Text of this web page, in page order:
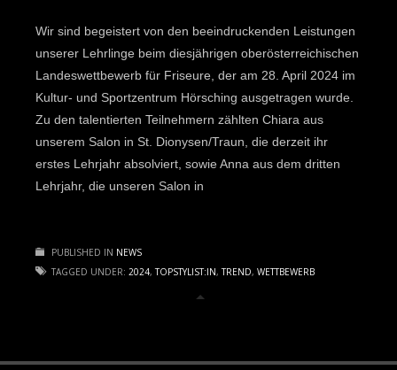
Wir sind begeistert von den beeindruckenden Leistungen
unserer Lehrlinge beim diesjährigen oberösterreichischen
Landeswettbewerb für Friseure, der am 28. April 2024 im
Kultur- und Sportzentrum Hörsching ausgetragen wurde.
Zu den talentierten Teilnehmern zählten Chiara aus
unserem Salon in St. Dionysen/Traun, die derzeit ihr
erstes Lehrjahr absolviert, sowie Anna aus dem dritten
Lehrjahr, die unseren Salon in
PUBLISHED IN NEWS
TAGGED UNDER: 2024,TOPSTYLIST:IN,TREND, WETTBEWERB